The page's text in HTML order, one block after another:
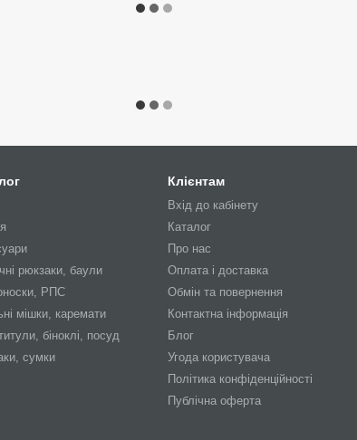
рюкзаки, баули
РПС
мішки, каремати
біноклі, посуд
сумки
Клієнтам
Вхід до кабінету
Каталог
Про нас
Оплата і доставка
Обмін та повернення
Контактна інформація
Блог
Угода користувача
Політика конфіденційності
Публічна оферта